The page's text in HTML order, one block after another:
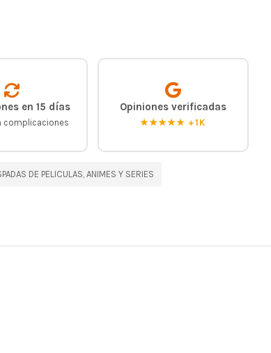
en 15 días
complicaciones
Opiniones verificadas
★★★★★ +1K
DE PELICULAS, ANIMES Y SERIES